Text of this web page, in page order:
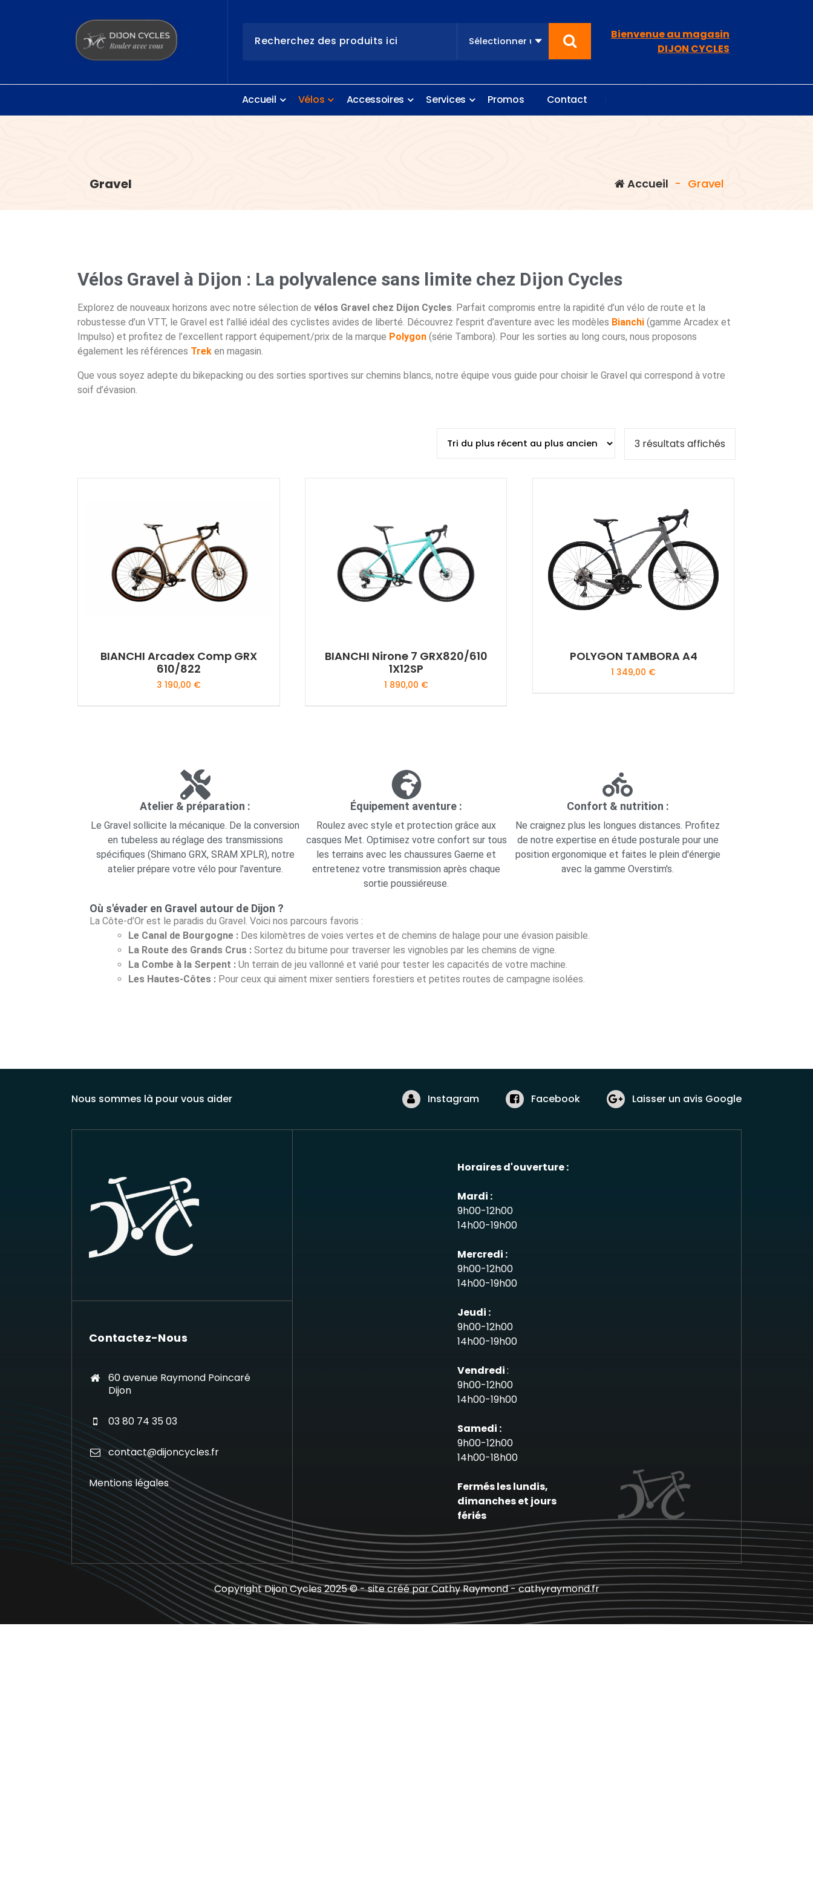
Bienvenue au magasin
DIJON CYCLES
Accueil Vélos Accessoires Services Promos Contact
Gravel Accueil - Gravel
Vélos Gravel à Dijon : La polyvalence sans limite chez Dijon Cycles
Explorez de nouveaux horizons avec notre sélection de vélos Gravel chez Dijon Cycles. Parfait compromis entre la rapidité d’un vélo de route et la
robustesse d’un VTT, le Gravel est l’allié idéal des cyclistes avides de liberté. Découvrez l’esprit d’aventure avec les modèles Bianchi (gamme Arcadex et
Impulso) et profitez de l’excellent rapport équipement/prix de la marque Polygon (série Tambora). Pour les sorties au long cours, nous proposons
également les références Trek en magasin.
Que vous soyez adepte du bikepacking ou des sorties sportives sur chemins blancs, notre équipe vous guide pour choisir le Gravel qui correspond à votre
soif d’évasion.
3 résultats affichés
BIANCHI Arcadex Comp GRX
610/822
3 190,00 €
BIANCHI Nirone 7 GRX820/610
1X12SP
1 890,00 €
POLYGON TAMBORA A4
1 349,00 €
Atelier & préparation :
Le Gravel sollicite la mécanique. De la conversion
en tubeless au réglage des transmissions
spécifiques (Shimano GRX, SRAM XPLR), notre
atelier prépare votre vélo pour l'aventure.
Équipement aventure :
Roulez avec style et protection grâce aux
casques Met. Optimisez votre confort sur tous
les terrains avec les chaussures Gaerne et
entretenez votre transmission après chaque
sortie poussiéreuse.
Confort & nutrition :
Ne craignez plus les longues distances. Profitez
de notre expertise en étude posturale pour une
position ergonomique et faites le plein d'énergie
avec la gamme Overstim's.
Où s'évader en Gravel autour de Dijon ?
La Côte-d’Or est le paradis du Gravel. Voici nos parcours favoris :
Le Canal de Bourgogne : Des kilomètres de voies vertes et de chemins de halage pour une évasion paisible.
La Route des Grands Crus : Sortez du bitume pour traverser les vignobles par les chemins de vigne.
La Combe à la Serpent : Un terrain de jeu vallonné et varié pour tester les capacités de votre machine.
Les Hautes-Côtes : Pour ceux qui aiment mixer sentiers forestiers et petites routes de campagne isolées.
Nous sommes là pour vous aider Instagram Facebook Laisser un avis Google
Contactez-Nous
60 avenue Raymond Poincaré
Dijon
03 80 74 35 03
contact@dijoncycles.fr
Mentions légales
Horaires d'ouverture :
Mardi :
9h00-12h00
14h00-19h00
Mercredi :
9h00-12h00
14h00-19h00
Jeudi :
9h00-12h00
14h00-19h00
Vendredi:
9h00-12h00
14h00-19h00
Samedi :
9h00-12h00
14h00-18h00
Fermés les lundis,
dimanches et jours
fériés
Copyright Dijon Cycles 2025 © - site créé par Cathy Raymond - cathyraymond.fr